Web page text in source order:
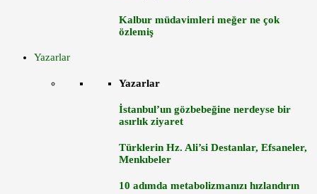
Kalbur müdavimleri meğer ne çok
özlemiş
Yazarlar
Yazarlar
İstanbul’un gözbebeğine nerdeyse bir
asırlık ziyaret
Türklerin Hz. Ali’si Destanlar, Efsaneler,
Menkıbeler
10 adımda metabolizmanızı hızlandırın